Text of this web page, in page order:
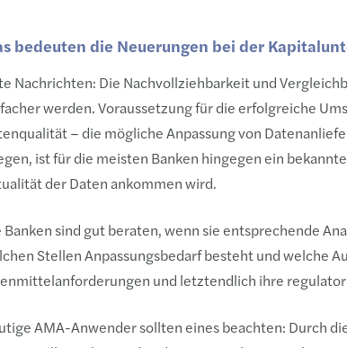
bedeuten die Neuerungen bei der
Nachrichten: Die Nachvollziehbarkeit und
werden. Voraussetzung für die erfolgreiche
– die mögliche Anpassung von
ist für die meisten Banken hingegen ein
der Daten ankommen wird.
Banken sind gut beraten, wenn sie entsprechende
Stellen Anpassungsbedarf besteht und welche
und letztendlich ihre
AMA-Anwender sollten eines beachten: Durch